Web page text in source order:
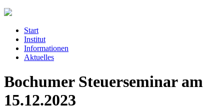
Start
Institut
Informationen
Aktuelles
Bochumer Steuerseminar am
15.12.2023